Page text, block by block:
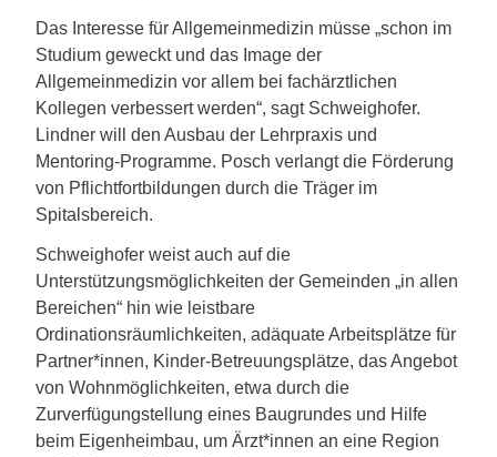
Das Interesse für Allgemeinmedizin müsse „schon im
Studium geweckt und das Image der
Allgemeinmedizin vor allem bei fachärztlichen
Kollegen verbessert werden“, sagt Schweighofer.
Lindner will den Ausbau der Lehrpraxis und
Mentoring-Programme. Posch verlangt die Förderung
von Pflichtfortbildungen durch die Träger im
Spitalsbereich.
Schweighofer weist auch auf die
Unterstützungsmöglichkeiten der Gemeinden „in allen
Bereichen“ hin wie leistbare
Ordinationsräumlichkeiten, adäquate Arbeitsplätze für
Partner*innen, Kinder-Betreuungsplätze, das Angebot
von Wohnmöglichkeiten, etwa durch die
Zurverfügungstellung eines Baugrundes und Hilfe
beim Eigenheimbau, um Ärzt*innen an eine Region